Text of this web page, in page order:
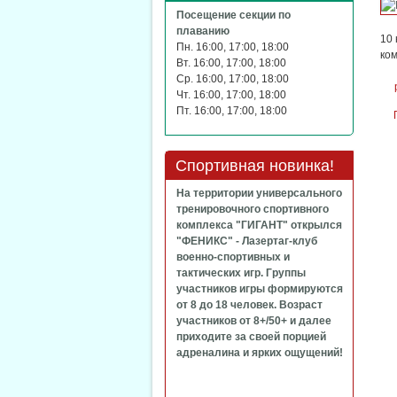
10
Посещение секции по
плаванию
Пн. 16:00, 17:00, 18:00
Вт. 16:00, 17:00, 18:00
Ср. 16:00, 17:00, 18:00
Чт. 16:00, 17:00, 18:00
Пт. 16:00, 17:00, 18:00
Спортивная новинка!
На территории универсального
тренировочного спортивного
комплекса "ГИГАНТ" открылся
"ФЕНИКС" - Лазертаг-клуб
военно-спортивных и
тактических игр. Группы
участников игры формируются
от 8 до 18 человек. Возраст
участников от 8+/50+ и далее
приходите за своей порцией
адреналина и ярких ощущений!